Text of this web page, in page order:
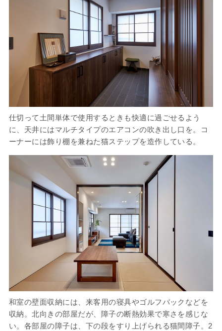
仕切って土間単体で使用するときも快適に過ごせるよう
に、天井にはマルチタイプのエアコンの吹き出し口を。コ
ーナーには飾り棚を兼ねた猫ステップを造作している。
和室の壁面収納には、来客用の寝具やゴルフバックなどを
収納。北向きの部屋だが、障子の断熱効果で寒さを感じな
い。各部屋の障子は、下の段をすり上げられる猫間障子。2